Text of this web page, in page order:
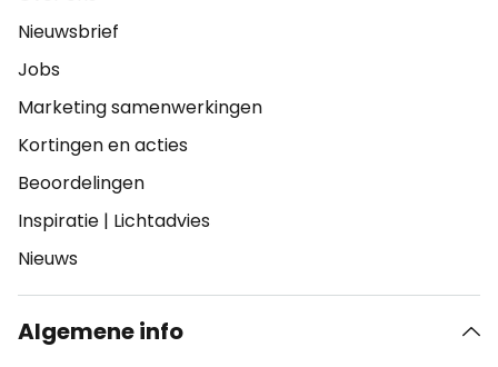
Nieuwsbrief
Jobs
Marketing samenwerkingen
Kortingen en acties
Beoordelingen
Inspiratie | Lichtadvies
Nieuws
Algemene info